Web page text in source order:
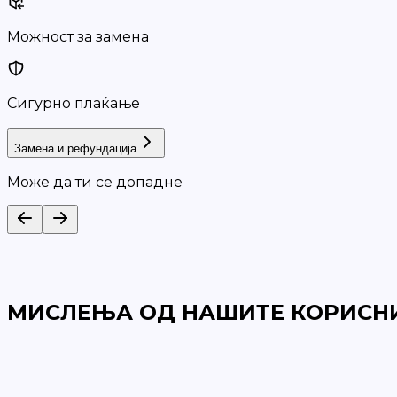
Можност за замена
Сигурно плаќање
Замена и рефундација
Може да ти се допадне
МИСЛЕЊА ОД НАШИТЕ